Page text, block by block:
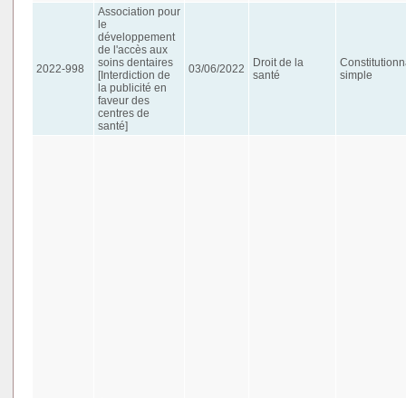
2022-998
Association pour
le
développement
de l'accès aux
soins dentaires
[Interdiction de
la publicité en
faveur des
centres de
santé]
03/06/2022
Droit de la
santé
simple